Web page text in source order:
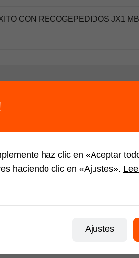
CON RECOGEPEDIDOS JX1
vez que comente.
haz clic en «Aceptar
haciendo clic en «Ajustes».
Ajustes